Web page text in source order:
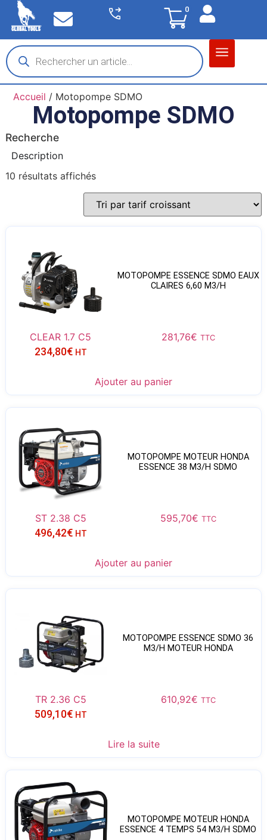
0
Accueil / Motopompe SDMO
Motopompe SDMO
Recherche
Description
10 résultats affichés
MOTOPOMPE ESSENCE SDMO EAUX
CLAIRES 6,60 M3/H
CLEAR 1.7 C5 281,76€ TTC
234,80€ HT
Ajouter au panier
MOTOPOMPE MOTEUR HONDA
ESSENCE 38 M3/H SDMO
ST 2.38 C5 595,70€ TTC
496,42€ HT
Ajouter au panier
MOTOPOMPE ESSENCE SDMO 36
M3/H MOTEUR HONDA
TR 2.36 C5 610,92€ TTC
509,10€ HT
Lire la suite
MOTOPOMPE MOTEUR HONDA
ESSENCE 4 TEMPS 54 M3/H SDMO